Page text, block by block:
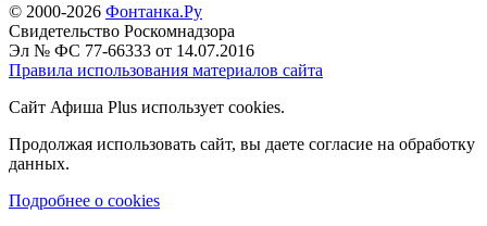
© 2000-2026 Фонтанка.Ру
Свидетельство Роскомнадзора
Эл № ФС 77-66333 от 14.07.2016
Правила использования материалов сайта
Сайт Афиша Plus использует cookies.
Продолжая использовать сайт, вы даете согласие на обработку
данных.
Подробнее о cookies